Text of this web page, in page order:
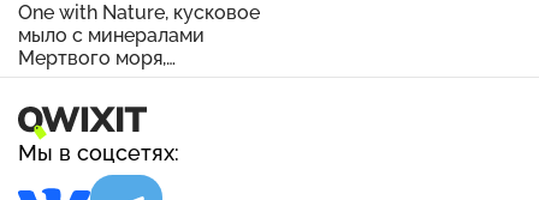
One with Nature, кусковое
мыло с минералами
Мертвого моря,
сандаловое дерево, 198 г
(7 унций)
Мы в соцсетях: